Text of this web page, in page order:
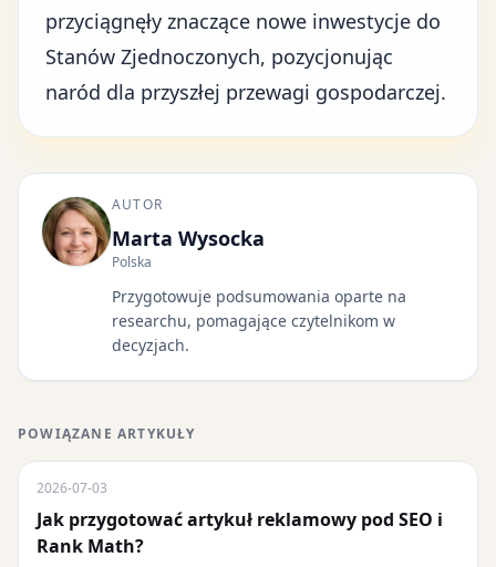
przyciągnęły znaczące nowe inwestycje do
Stanów Zjednoczonych, pozycjonując
naród dla przyszłej przewagi gospodarczej.
AUTOR
Marta Wysocka
Polska
Przygotowuje podsumowania oparte na
researchu, pomagające czytelnikom w
decyzjach.
POWIĄZANE ARTYKUŁY
2026-07-03
Jak przygotować artykuł reklamowy pod SEO i
Rank Math?